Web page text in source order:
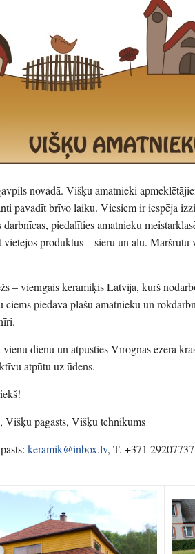
novadā. Višķu amatnieki
pavadīt brīvo laiku. Viesiem ir iespēja
piedalīties amatnieku
produktus – sieru un alu. Maršrutu
– vienīgais keramiķis Latvijā, kurš
piedāvā plašu amatnieku un
dienu un atpūsties Vīrognas ezera
atpūtu uz ūdens.
Višķu pagasts, Višķu tehnikums
keramik@inbox.lv, T. +371